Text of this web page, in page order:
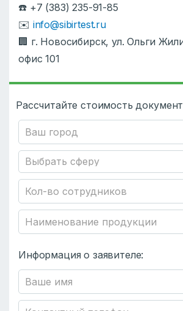
☎️ +7 (383) 235-91-85
✉️ info@sibirtest.ru
🏢 г. Новосибирск, ул. Ольги
офис 101
Рассчитайте стоимость
Информация о заявителе: